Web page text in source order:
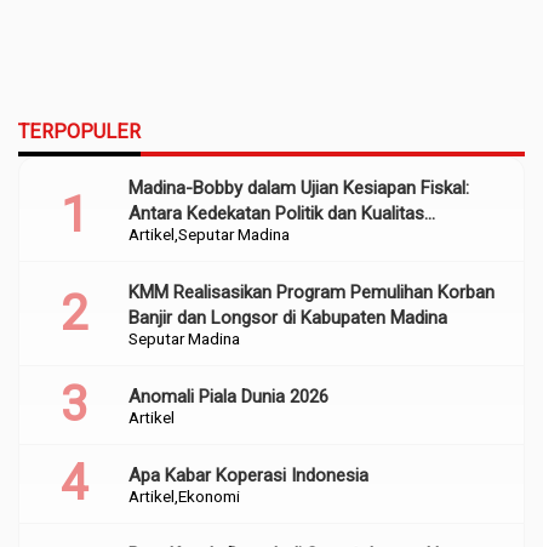
TERPOPULER
Artikel Seputar Madina
Madina-Bobby dalam Ujian Kesiapan Fiskal:
Antara Kedekatan Politik dan Kualitas
Perencanaan
Seputar Madina
KMM Realisasikan Program Pemulihan Korban
Banjir dan Longsor di Kabupaten Madina
Artikel
Anomali Piala Dunia 2026
Artikel Ekonomi
Apa Kabar Koperasi Indonesia